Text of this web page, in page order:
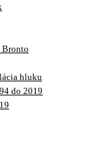
Bronto
hluku
do 2019